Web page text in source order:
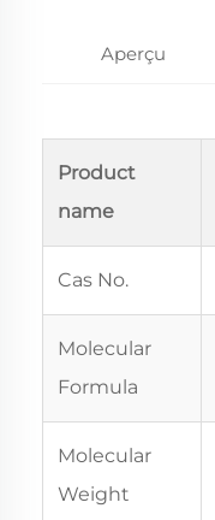
Aperçu
Product
name
Cas No.
Molecular
Formula
Molecular
Weight